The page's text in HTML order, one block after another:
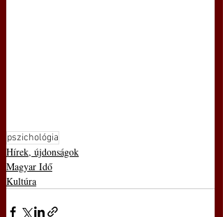
pszichológia
Hírek, újdonságok
Magyar Idő
Kultúra